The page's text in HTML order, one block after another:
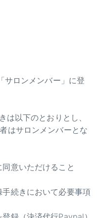
サロンメンバー」に登
は以下のとおりとし、
はサロンメンバーとな
意いただけること
続きにおいて必要事項